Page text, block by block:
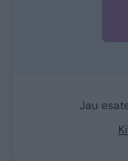
Jau